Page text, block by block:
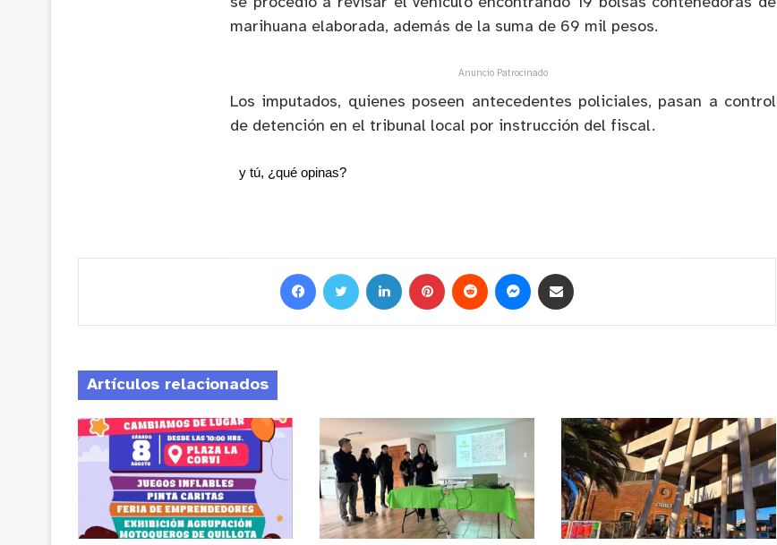
marihuana elaborada, además de la suma de 69 mil pesos.
Anuncio Patrocinado
Los imputados, quienes poseen antecedentes policiales, pasan a control
de detención en el tribunal local por instrucción del fiscal.
y tú, ¿qué opinas?
Artículos relacionados